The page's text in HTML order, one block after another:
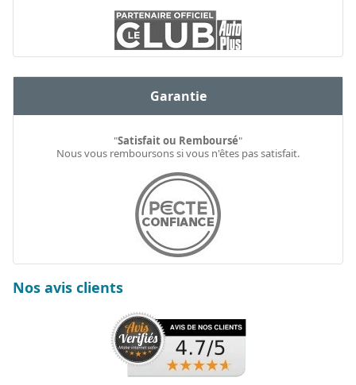
Garantie
"Satisfait ou Remboursé"
Nous vous remboursons si vous n'êtes pas satisfait.
Nos avis clients